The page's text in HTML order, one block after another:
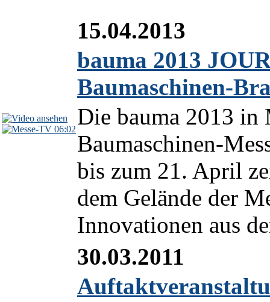
06:02
15.04.2013
bauma 2013
Baumaschinen-
Die bauma 2013 in
Baumaschinen-
bis zum 21. April
dem Gelände der
Innovationen aus
30.03.2011